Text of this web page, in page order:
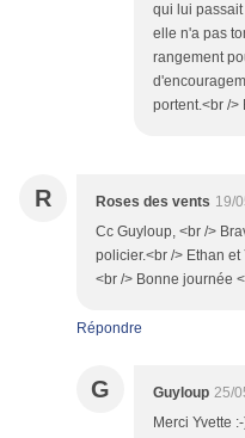
qui lui
elle n'a pas
rangement
portent.<br />
R Roses des vents 19/
Cc Guyloup, <br />
policier.<br /> Ethan
<br /> Bonne journée
Répondre
G Guyloup 25/
Merci Yvette